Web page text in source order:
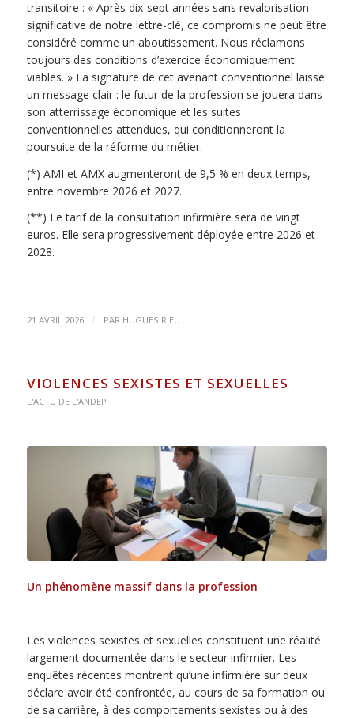
transitoire : « Après dix-sept années sans revalorisation
significative de notre lettre-clé, ce compromis ne peut être
considéré comme un aboutissement. Nous réclamons
toujours des conditions d’exercice économiquement
viables. » La signature de cet avenant conventionnel laisse
un message clair : le futur de la profession se jouera dans
son atterrissage économique et les suites
conventionnelles attendues, qui conditionneront la
poursuite de la réforme du métier.
(*) AMI et AMX augmenteront de 9,5 % en deux temps,
entre novembre 2026 et 2027.
(**) Le tarif de la consultation infirmière sera de vingt
euros. Elle sera progressivement déployée entre 2026 et
2028.
21 AVRIL 2026 / PAR HUGUES RIEU
VIOLENCES SEXISTES ET SEXUELLES
L'ACTU DE L'ANDEP
Un phénomène massif dans la profession
Les violences sexistes et sexuelles constituent une réalité
largement documentée dans le secteur infirmier. Les
enquêtes récentes montrent qu’une infirmière sur deux
déclare avoir été confrontée, au cours de sa formation ou
de sa carrière, à des comportements sexistes ou à des